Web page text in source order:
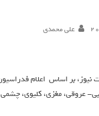
علی محمدی
عروقی، مغزی، کلیوی، چشمی